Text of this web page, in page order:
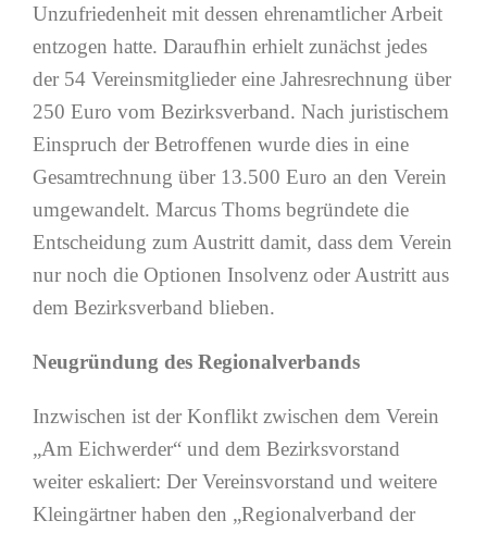
Unzufriedenheit mit dessen ehrenamtlicher Arbeit
entzogen hatte. Daraufhin erhielt zunächst jedes
der 54 Vereinsmitglieder eine Jahresrechnung über
250 Euro vom Bezirksverband. Nach juristischem
Einspruch der Betroffenen wurde dies in eine
Gesamtrechnung über 13.500 Euro an den Verein
umgewandelt. Marcus Thoms begründete die
Entscheidung zum Austritt damit, dass dem Verein
nur noch die Optionen Insolvenz oder Austritt aus
dem Bezirksverband blieben.
Neugründung des Regionalverbands
Inzwischen ist der Konflikt zwischen dem Verein
„Am Eichwerder“ und dem Bezirksvorstand
weiter eskaliert: Der Vereinsvorstand und weitere
Kleingärtner haben den „Regionalverband der